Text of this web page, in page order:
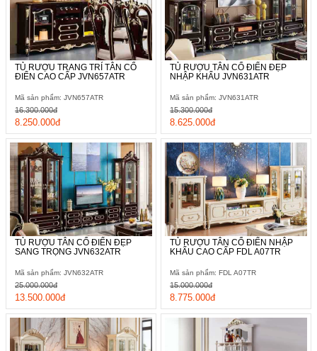
TỦ RƯỢU TRANG TRÍ TÂN CỔ
ĐIỂN CAO CẤP JVN657ATR
Mã sản phẩm: JVN657ATR
8.250.000đ
16.300.000đ
TỦ RƯỢU TÂN CỔ ĐIỂN ĐẸP
NHẬP KHẨU JVN631ATR
Mã sản phẩm: JVN631ATR
8.625.000đ
15.300.000đ
TỦ RƯỢU TÂN CỔ ĐIỂN ĐẸP
SANG TRỌNG JVN632ATR
Mã sản phẩm: JVN632ATR
13.500.000đ
25.000.000đ
TỦ RƯỢU TÂN CỔ ĐIỂN NHẬP
KHẨU CAO CẤP FDL A07TR
Mã sản phẩm: FDL A07TR
8.775.000đ
15.000.000đ